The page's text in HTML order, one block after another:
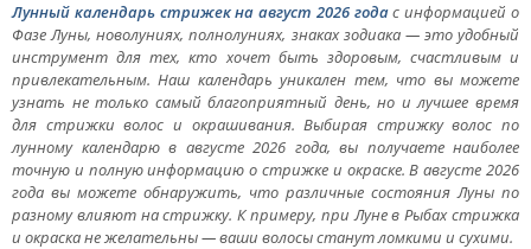
Лунный календарь стрижек на август 2026 годас информацией о
Фазе Луны, новолуниях, полнолуниях, знаках зодиака — это удобный
инструмент для тех, кто хочет быть здоровым, счастливым и
привлекательным. Наш календарь уникален тем, что вы можете
узнать не только самый благоприятный день, но и лучшее время
для стрижки волос и окрашивания. Выбирая стрижку волос по
лунному календарю в августе 2026 года, вы получаете наиболее
точную и полную информацию о стрижке и окраске. В августе 2026
года вы можете обнаружить, что различные состояния Луны по
разному влияют на стрижку. К примеру, при Луне в Рыбах стрижка
и окраска не желательны — ваши волосы станут ломкими и сухими.